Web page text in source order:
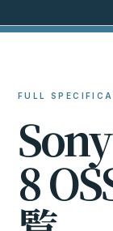
FULL
Sony
8OS